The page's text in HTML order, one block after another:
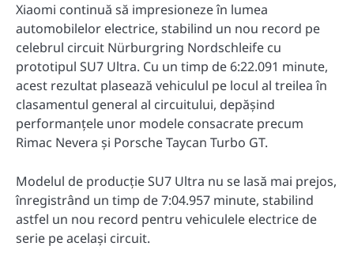
Xiaomi continuă să impresioneze în lumea
automobilelor electrice, stabilind un nou record pe
celebrul circuit Nürburgring Nordschleife cu
prototipul SU7 Ultra. Cu un timp de 6:22.091 minute,
acest rezultat plasează vehiculul pe locul al treilea în
clasamentul general al circuitului, depășind
performanțele unor modele consacrate precum
Rimac Nevera și Porsche Taycan Turbo GT.
Modelul de producție SU7 Ultra nu se lasă mai prejos,
înregistrând un timp de 7:04.957 minute, stabilind
astfel un nou record pentru vehiculele electrice de
serie pe același circuit.